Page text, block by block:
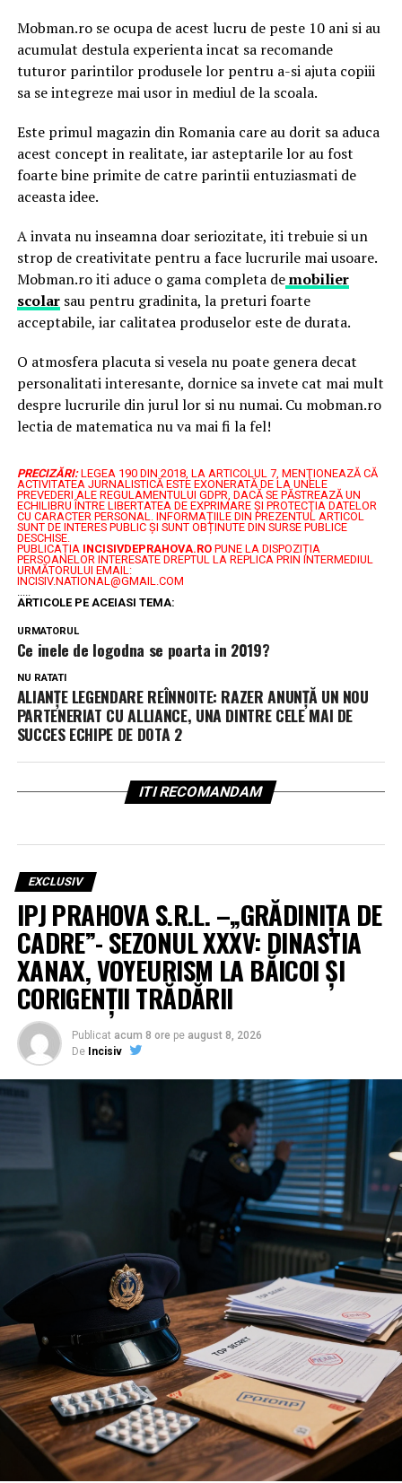
Mobman.ro se ocupa de acest lucru de peste 10 ani si au
acumulat destula experienta incat sa recomande
tuturor parintilor produsele lor pentru a-si ajuta copiii
sa se integreze mai usor in mediul de la scoala.
Este primul magazin din Romania care au dorit sa aduca
acest concept in realitate, iar asteptarile lor au fost
foarte bine primite de catre parintii entuziasmati de
aceasta idee.
A invata nu inseamna doar seriozitate, iti trebuie si un
strop de creativitate pentru a face lucrurile mai usoare.
Mobman.ro iti aduce o gama completa demobilier
scolarsau pentru gradinita, la preturi foarte
acceptabile, iar calitatea produselor este de durata.
O atmosfera placuta si vesela nu poate genera decat
personalitati interesante, dornice sa invete cat mai mult
despre lucrurile din jurul lor si nu numai. Cu mobman.ro
lectia de matematica nu va mai fi la fel!
PRECIZĂRI: LEGEA 190 DIN 2018, LA ARTICOLUL 7, MENŢIONEAZĂ CĂ
ACTIVITATEA JURNALISTICĂ ESTE EXONERATĂ DE LA UNELE
PREVEDERI ALE REGULAMENTULUI GDPR, DACĂ SE PĂSTREAZĂ UN
ECHILIBRU ÎNTRE LIBERTATEA DE EXPRIMARE ŞI PROTECŢIA DATELOR
CU CARACTER PERSONAL. INFORMAȚIILE DIN PREZENTUL ARTICOL
SUNT DE INTERES PUBLIC ȘI SUNT OBȚINUTE DIN SURSE PUBLICE
DESCHISE.
PUBLICAȚIA INCISIVDEPRAHOVA.ROPUNE LA DISPOZIȚIA
PERSOANELOR INTERESATE DREPTUL LA REPLICA PRIN INTERMEDIUL
URMĂTORULUI EMAIL:
INCISIV.NATIONAL@GMAIL.COM
.....
ARTICOLE PE ACEIASI TEMA:
URMATORUL
Ce inele de logodna se poarta in 2019?
NU RATATI
ALIANȚE LEGENDARE REÎNNOITE: RAZER ANUNȚĂ UN NOU
PARTENERIAT CU ALLIANCE, UNA DINTRE CELE MAI DE
SUCCES ECHIPE DE DOTA 2
ITI RECOMANDAM
EXCLUSIV
IPJ PRAHOVA S.R.L. –„GRĂDINIȚA DE
CADRE”- SEZONUL XXXV: DINASTIA
XANAX, VOYEURISM LA BĂICOI ȘI
CORIGENȚII TRĂDĂRII
Publicat acum 8 ore pe august 8, 2026
De Incisiv